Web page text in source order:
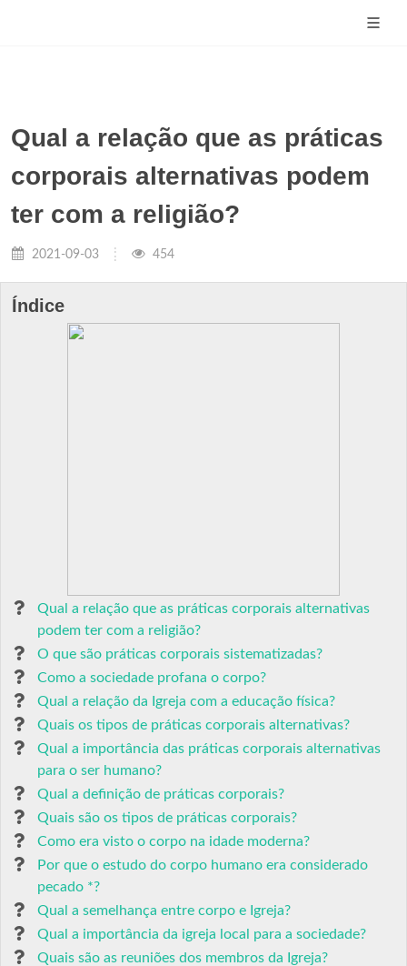
Qual a relação que as práticas
corporais alternativas podem
ter com a religião?
2021-09-03 454
Índice
Qual a relação que as práticas corporais alternativas
podem ter com a religião?
O que são práticas corporais sistematizadas?
Como a sociedade profana o corpo?
Qual a relação da Igreja com a educação física?
Quais os tipos de práticas corporais alternativas?
Qual a importância das práticas corporais alternativas
para o ser humano?
Qual a definição de práticas corporais?
Quais são os tipos de práticas corporais?
Como era visto o corpo na idade moderna?
Por que o estudo do corpo humano era considerado
pecado *?
Qual a semelhança entre corpo e Igreja?
Qual a importância da igreja local para a sociedade?
Quais são as reuniões dos membros da Igreja?